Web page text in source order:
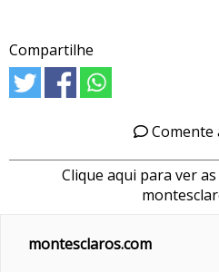
Compartilhe
Comente
Clique aqui para ver
montesclaros.com